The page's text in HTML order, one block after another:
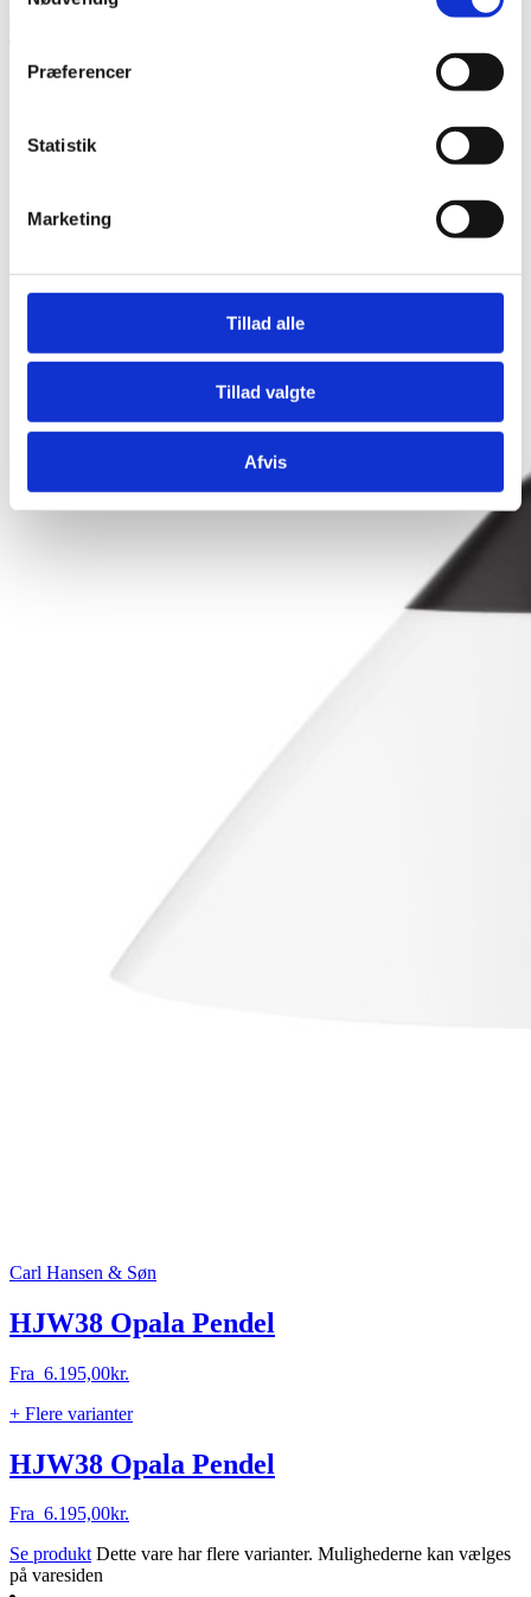
Præferencer
Statistik
Marketing
Tillad alle
Tillad valgte
Afvis
Carl Hansen & Søn
HJW38 Opala Pendel
Fra 6.195,00kr.
+ Flere varianter
HJW38 Opala Pendel
Fra 6.195,00kr.
Se produkt Dette vare har flere varianter. Mulighederne kan vælges
på varesiden